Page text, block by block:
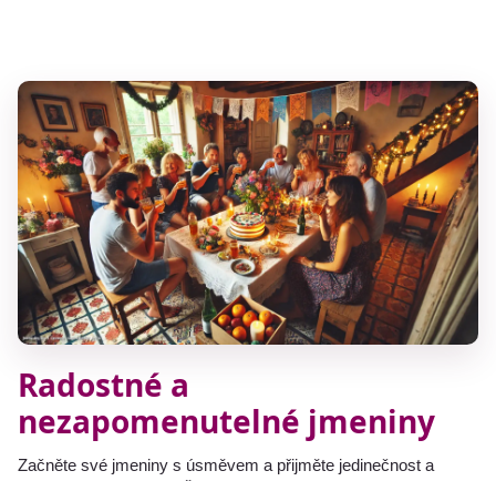
Radostné a
nezapomenutelné jmeniny
Začněte své jmeniny s úsměvem a přijměte jedinečnost a